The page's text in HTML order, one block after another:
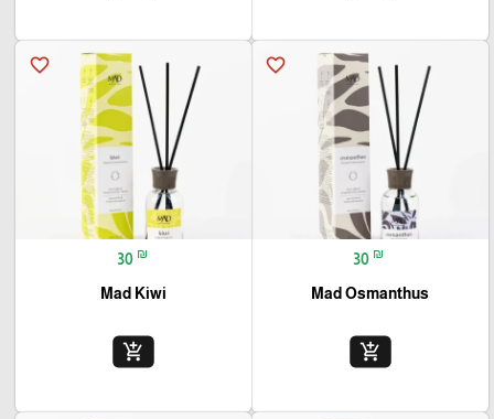
favorite_border
30 ₪
Mad Osmanthus
add_shopping_cart
favorite_border
30 ₪
Mad Kiwi
add_shopping_cart